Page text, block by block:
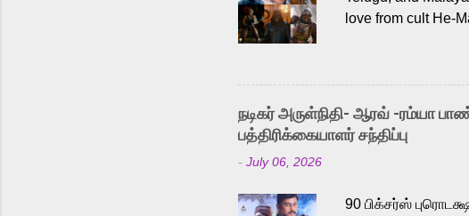
love from cult He-
Adding to the
singer Karthik,
like “Behene De”
Karthik is loved for
a strong fit for the
நடிகர் அருள்நிதி- ஆரவ் -ரம்யா
பத்திரிக்கையாளர் சந்திப்பு
- July 06, 2026
90 பிக்சர்ஸ்